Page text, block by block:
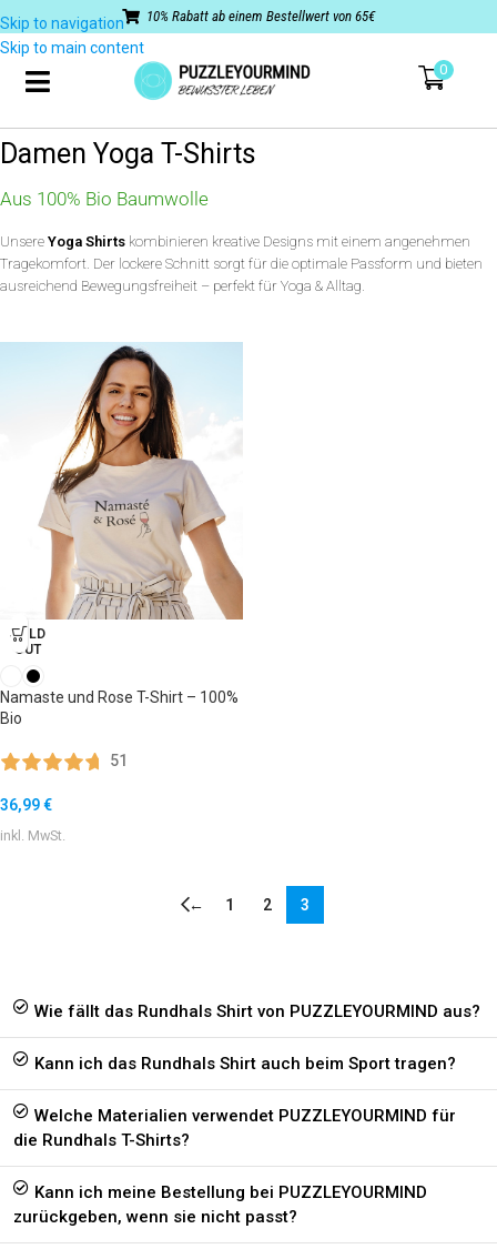
Skip to navigation
Skip to main content
10% Rabatt ab einem Bestellwert von 65€
0
Damen Yoga T-Shirts
Aus 100% Bio Baumwolle
Unsere Yoga Shirts kombinieren kreative Designs mit einem angenehmen
Tragekomfort. Der lockere Schnitt sorgt für die optimale Passform und bieten
ausreichend Bewegungsfreiheit – perfekt für Yoga & Alltag.
SOLD
OUT
Namaste und Rose T-Shirt – 100%
Bio
51
36,99€
inkl. MwSt.
← 1 2 3
Wie fällt das Rundhals Shirt von PUZZLEYOURMIND aus?
Kann ich das Rundhals Shirt auch beim Sport tragen?
Welche Materialien verwendet PUZZLEYOURMIND für
die Rundhals T-Shirts?
Kann ich meine Bestellung bei PUZZLEYOURMIND
zurückgeben, wenn sie nicht passt?